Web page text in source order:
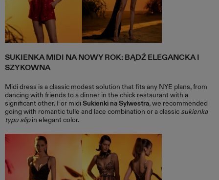
SUKIENKA MIDI NA NOWY ROK: BĄDŹ ELEGANCKA I
SZYKOWNA
Midi dress is a classic modest solution that fits any NYE plans, from
dancing with friends to a dinner in the chick restaurant with a
significant other. For midiSukienki na Sylwestra, we recommended
going with romantic tulle and lace combination or a classic sukienka
typu slipin elegant color.